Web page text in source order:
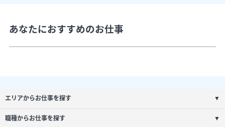
あなたにおすすめのお仕事
エリアからお仕事を探す ▼
職種からお仕事を探す ▼